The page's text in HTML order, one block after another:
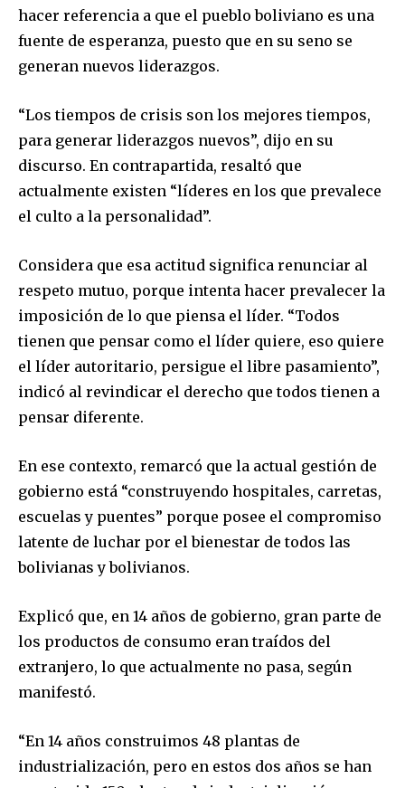
Join our community of
SUBSCRIBERS and be part of the
conversation.
or click the subscribe button below. Don't worry, we respect
your privacy and won't spam your inbox. Your information is
safe with us.
SUBSCRIBE
I've read and accept thePrivacy Policy .
hacer referencia a que el pueblo boliviano es una
fuente de esperanza, puesto que en su seno se
generan nuevos liderazgos.
“Los tiempos de crisis son los mejores tiempos,
para generar liderazgos nuevos”, dijo en su
discurso. En contrapartida, resaltó que
actualmente existen “líderes en los que prevalece
el culto a la personalidad”.
Considera que esa actitud significa renunciar al
respeto mutuo, porque intenta hacer prevalecer la
imposición de lo que piensa el líder. “Todos
tienen que pensar como el líder quiere, eso quiere
el líder autoritario, persigue el libre pasamiento”,
indicó al revindicar el derecho que todos tienen a
pensar diferente.
En ese contexto, remarcó que la actual gestión de
gobierno está “construyendo hospitales, carretas,
escuelas y puentes” porque posee el compromiso
latente de luchar por el bienestar de todos las
bolivianas y bolivianos.
Explicó que, en 14 años de gobierno, gran parte de
los productos de consumo eran traídos del
extranjero, lo que actualmente no pasa, según
manifestó.
“En 14 años construimos 48 plantas de
industrialización, pero en estos dos años se han